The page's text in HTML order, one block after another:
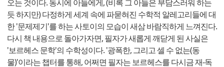
오는 것이다. 동시에 아들에게, (비록 그 아들은 부담스러워 하는
듯 하지만) 다정하게 세계 속에 파묻혀진 수학적 알레고리들에 대
한 '문제제기'를 하는 사토이의 모습이 새삼 바람직하게 느껴진다.
다시 책 내용으로 돌아가자면, 필자가 새롭게 깨닫게 된 사실은
'보르헤스 문학'의 수학성이다. '광폭한, 그리고 셀 수 없는(동
물)'이라는 챕터를 통해, 어쩌면 필자는 보르헤스를 다시금 재-독